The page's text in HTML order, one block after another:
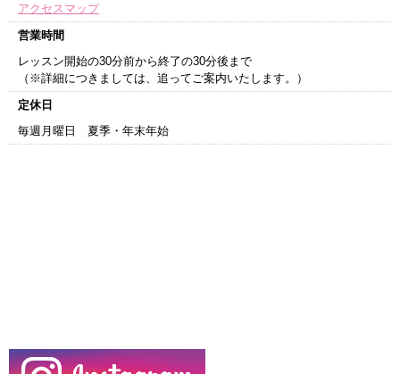
アクセスマップ
営業時間
レッスン開始の30分前から終了の30分後まで
（※詳細につきましては、追ってご案内いたします。）
定休日
毎週月曜日 夏季・年末年始